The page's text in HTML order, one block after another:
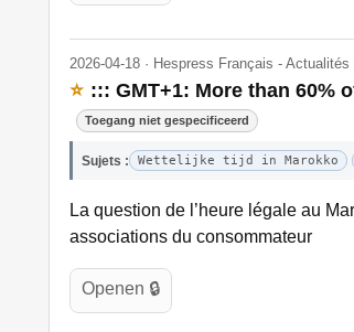
2026-04-18 · Hespress Français - Actualités
⭐ ::: GMT+1: More than 60%
Toegang niet gespecificeerd
Sujets : Wettelijke tijd in Marokko
La question de l’heure légale au
associations du consommateur
Openen 🔒